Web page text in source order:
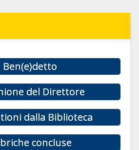
Ben(e)detto
del Direttore
dalla Biblioteca
concluse